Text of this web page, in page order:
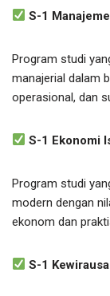
S-1
Program studi
manajerial dalam
operasional, dan
S-1 Ekonomi
Program studi
modern dengan
ekonom dan
S-1